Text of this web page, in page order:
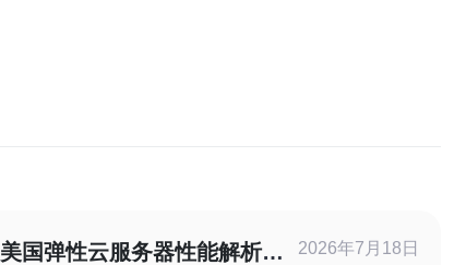
美国弹性云服务器性能解析与
2026年7月18日